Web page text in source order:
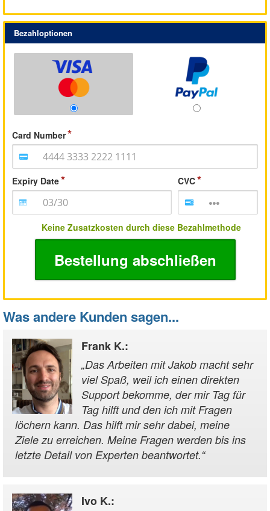
Bezahloptionen
Card Number
Expiry Date CVC
Keine Zusatzkosten durch diese Bezahlmethode
Bestellung abschließen
Was andere Kunden sagen...
Frank K.:
„Das Arbeiten mit Jakob macht sehr
viel Spaß, weil ich einen direkten
Support bekomme, der mir Tag für
Tag hilft und den ich mit Fragen
löchern kann. Das hilft mir sehr dabei, meine
Ziele zu erreichen. Meine Fragen werden bis ins
letzte Detail von Experten beantwortet.“
Ivo K.: